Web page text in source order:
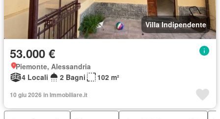
Villa Indipendente
53.000 €
Piemonte, Alessandria
4 Locali
2 Bagni 102 m²
10 giu 2026 in Immobiliare.it